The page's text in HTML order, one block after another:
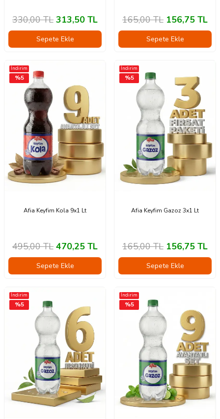
330,00TL 313,50 TL
Sepete Ekle
165,00TL 156,75 TL
Sepete Ekle
İndirim
%5
Afia Keyfim Kola 9x1 Lt
495,00TL 470,25 TL
Sepete Ekle
İndirim
%5
Afia Keyfim Gazoz 3x1 Lt
165,00TL 156,75 TL
Sepete Ekle
İndirim
%5
İndirim
%5